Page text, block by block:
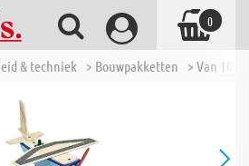
& techniek > Bouwpakketten > Van 10
0